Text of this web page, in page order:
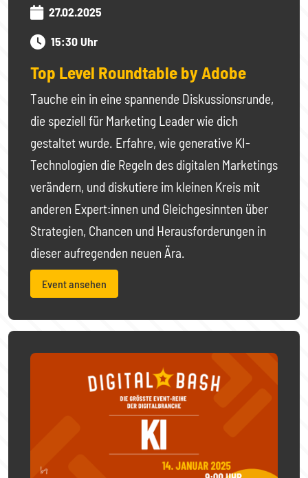
27.02.2025
15:30 Uhr
Top Level Roundtable by Adobe
Tauche ein in eine spannende Diskussionsrunde,
die speziell für Marketing Leader wie dich
gestaltet wurde. Erfahre, wie generative KI-
Technologien die Regeln des digitalen Marketings
verändern, und diskutiere im kleinen Kreis mit
anderen Expert:innen und Gleichgesinnten über
Strategien, Chancen und Herausforderungen in
dieser aufregenden neuen Ära.
Event ansehen